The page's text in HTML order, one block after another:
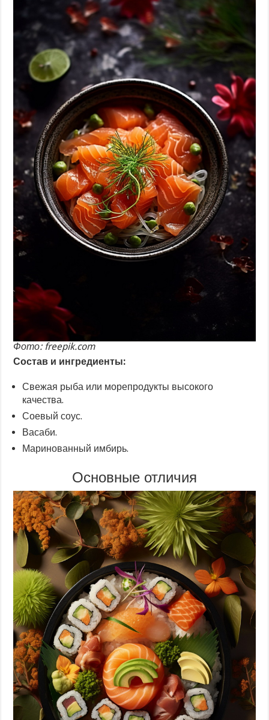
Фото: freepik.com
Состав и ингредиенты:
Свежая рыба или морепродукты высокого
качества.
Соевый соус.
Васаби.
Маринованный имбирь.
Основные отличия